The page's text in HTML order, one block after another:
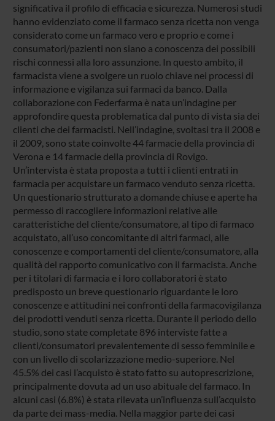
significativa il profilo di efficacia e sicurezza. Numerosi studi
hanno evidenziato come il farmaco senza ricetta non venga
considerato come un farmaco vero e proprio e come i
consumatori/pazienti non siano a conoscenza dei possibili
rischi connessi alla loro assunzione. In questo ambito, il
farmacista viene a svolgere un ruolo chiave nei processi di
informazione e vigilanza sui farmaci da banco. Dalla
collaborazione con Federfarma è nata un’indagine per
approfondire questa problematica dal punto di vista sia dei
clienti che dei farmacisti. Nell’indagine, svoltasi tra il 2008 e
il 2009, sono state coinvolte 44 farmacie della provincia di
Verona e 14 farmacie della provincia di Rovigo.
Un’intervista è stata proposta a tutti i clienti entrati in
farmacia per acquistare un farmaco venduto senza ricetta.
Un questionario strutturato a domande chiuse e aperte ha
permesso di raccogliere informazioni relative alle
caratteristiche del cliente/consumatore, al tipo di farmaco
acquistato, all’uso concomitante di altri farmaci, alle
conoscenze e comportamenti del cliente/consumatore, alla
qualità del rapporto comunicativo con il farmacista. Anche
per i titolari di farmacia e i loro collaboratori è stato
predisposto un breve questionario riguardante le loro
conoscenze e attitudini nei confronti della farmacovigilanza
dei prodotti venduti senza ricetta. Durante il periodo dello
studio, sono state completate 896 interviste fatte a
clienti/consumatori prevalentemente di sesso femminile e
con un livello di scolarizzazione medio-superiore. Nel
45.5% dei casi l’acquisto è stato fatto su autoprescrizione,
principalmente dovuta ad un uso abituale del farmaco. In
alcuni casi (6.8%) è stata rilevata un’influenza sull’acquisto
da parte dei mass-media. Nella maggior parte dei casi